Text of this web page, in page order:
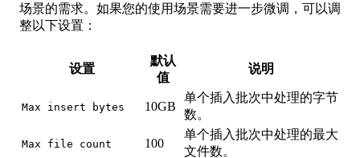
场景的需求。如果您的使用场景需要进一步微调，可以调
整以下设置：
设置
默认
值
说明
Max insert bytes 10GB
单个插入批次中处理的字节
数。
Max file count 100
单个插入批次中处理的最大
文件数。